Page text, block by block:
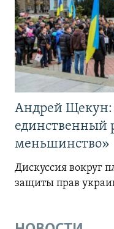
Андрей
единственный
меньшинство»
Дискуссия вокруг
защиты прав